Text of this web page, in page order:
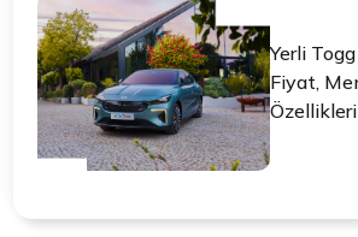
Yerli
Fiyat,
Özellikleri